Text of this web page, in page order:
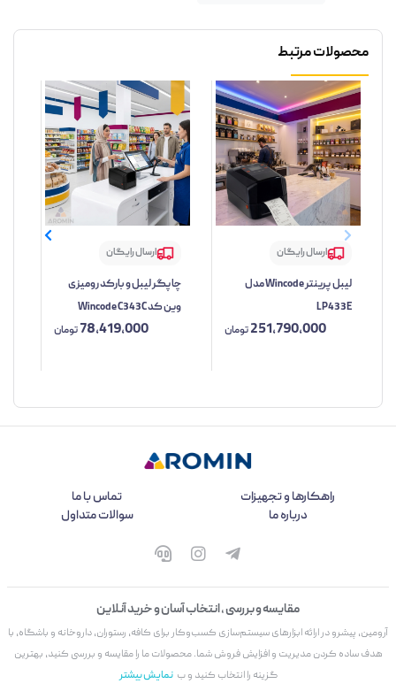
محصولات مرتبط
ارسال رایگان
لیبل پرینتر Wincode مدل
LP433E
251,790,000تومان
ارسال رایگان
چاپگر لیبل و بارکد رومیزی
وین کد Wincode C343C
78,419,000تومان
راهکارها و تجهیزات
تماس با ما
درباره ما
سوالات متداول
مقایسه و بررسی ، انتخاب آسان و خرید آنلاین
آرومین، پیشرو در ارائه ابزارهای سیستم‌سازی کسب‌وکار برای کافه، رستوران، داروخانه و باشگاه، با
هدف ساده کردن مدیریت و افزایش فروش شما. محصولات ما را مقایسه و بررسی کنید، بهترین
گزینه را انتخاب کنید و ب نمایش بیشتر